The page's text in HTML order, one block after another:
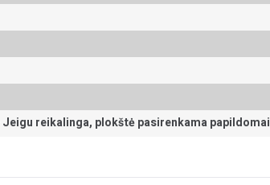
Jeigu reikalinga, plokštė pasirenkama papildomai